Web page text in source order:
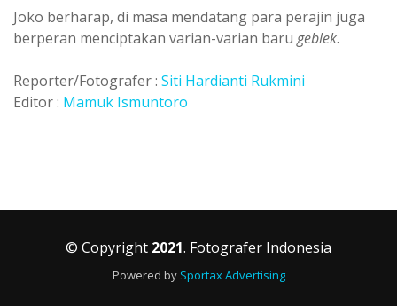
Joko berharap, di masa mendatang para perajin juga
berperan menciptakan varian-varian baru geblek.
Reporter/Fotografer : Siti Hardianti Rukmini
Editor : Mamuk Ismuntoro
© Copyright 2021. Fotografer Indonesia
Powered by Sportax Advertising